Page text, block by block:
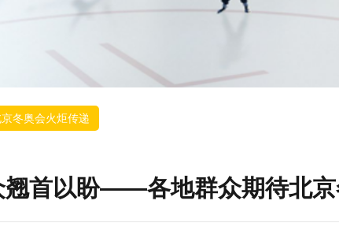
冬奥会火炬传递
翘首以盼——各地群众期待北京